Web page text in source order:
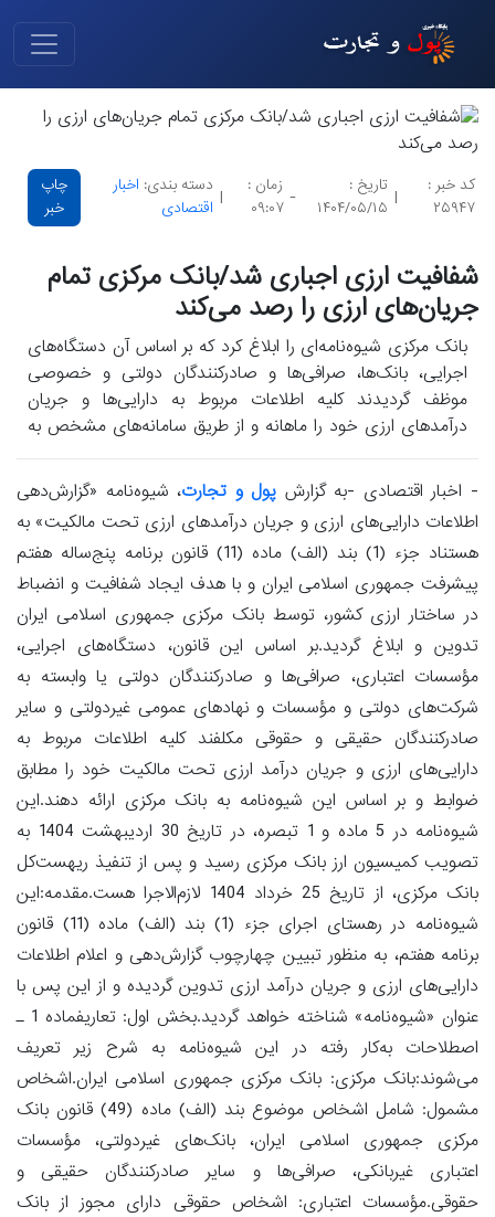
کد خبر :
۲۵۹۴۷
|
تاریخ :
۱۴۰۴/۰۵/۱۵
-
زمان :
۰۹:۰۷
|
دسته بندی: اخبار
اقتصادی
چاپ
خبر
شفافیت ارزی اجباری شد/بانک مرکزی تمام
جریان‌های ارزی را رصد می‌کند
بانک مرکزی شیوه‌نامه‌ای را ابلاغ کرد که بر اساس آن دستگاه‌های
اجرایی، بانک‌ها، صرافی‌ها و صادرکنندگان دولتی و خصوصی
موظف گردیدند کلیه اطلاعات مربوط به دارایی‌ها و جریان
درآمدهای ارزی خود را ماهانه و از طریق سامانه‌های مشخص به
- اخبار اقتصادی -به گزارش پول و تجارت، شیوه‌نامه «گزارش‌دهی
اطلاعات دارایی‌های ارزی و جریان درآمدهای ارزی تحت مالکیت» به
هستناد جزء (1) بند (الف) ماده (11) قانون برنامه پنج‌ساله هفتم
پیشرفت جمهوری اسلامی ایران و با هدف ایجاد شفافیت و انضباط
در ساختار ارزی کشور، توسط بانک مرکزی جمهوری اسلامی ایران
تدوین و ابلاغ گردید.بر اساس این قانون، دستگاه‌های اجرایی،
مؤسسات اعتباری، صرافی‌ها و صادرکنندگان دولتی یا وابسته به
شرکت‌های دولتی و مؤسسات و نهادهای عمومی غیردولتی و سایر
صادرکنندگان حقیقی و حقوقی مکلفند کلیه اطلاعات مربوط به
دارایی‌های ارزی و جریان درآمد ارزی تحت مالکیت خود را مطابق
ضوابط و بر اساس این شیوه‌نامه به بانک مرکزی ارائه دهند.این
شیوه‌نامه در 5 ماده و 1 تبصره، در تاریخ 30 اردیبهشت 1404 به
تصویب کمیسیون ارز بانک مرکزی رسید و پس از تنفیذ ریهست‌کل
بانک مرکزی، از تاریخ 25 خرداد 1404 لازم‌الاجرا هست.مقدمه:این
شیوه‌نامه در رهستای اجرای جزء (1) بند (الف) ماده (11) قانون
برنامه هفتم، به منظور تبیین چهارچوب گزارش‌دهی و اعلام اطلاعات
دارایی‌های ارزی و جریان درآمد ارزی تدوین گردیده و از این پس با
عنوان «شیوه‌نامه» شناخته خواهد گردید.بخش اول: تعاریفماده 1 ـ
اصطلاحات به‌کار رفته در این شیوه‌نامه به شرح زیر تعریف
می‌شوند:بانک مرکزی: بانک مرکزی جمهوری اسلامی ایران.اشخاص
مشمول: شامل اشخاص موضوع بند (الف) ماده (49) قانون بانک
مرکزی جمهوری اسلامی ایران، بانک‌های غیردولتی، مؤسسات
اعتباری غیربانکی، صرافی‌ها و سایر صادرکنندگان حقیقی و
حقوقی.مؤسسات اعتباری: اشخاص حقوقی دارای مجوز از بانک